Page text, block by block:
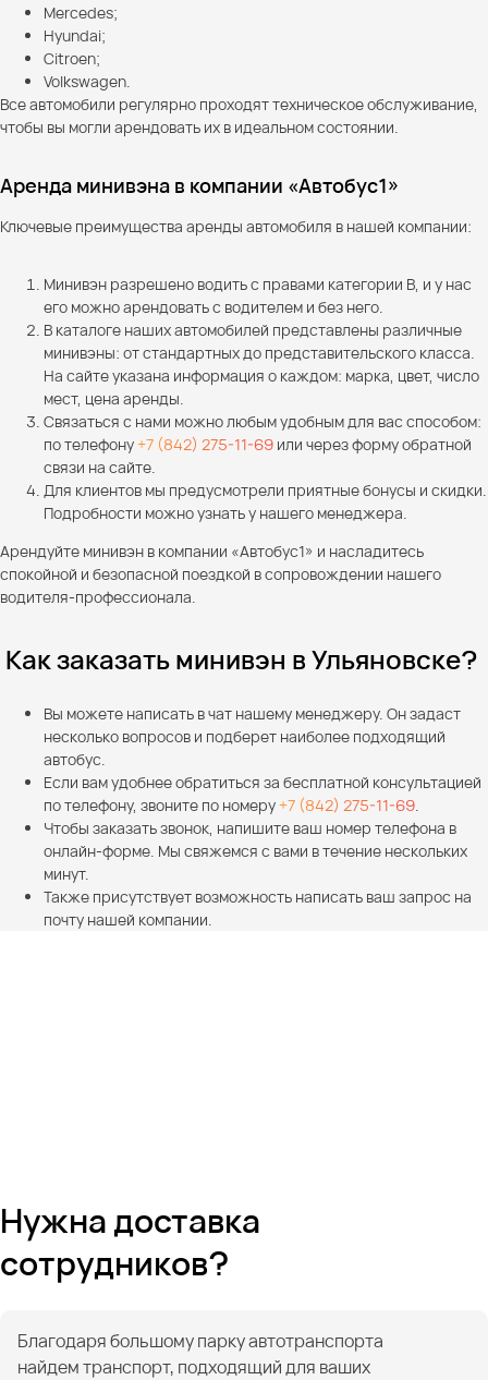
Mercedes;
Hyundai;
Citroen;
Volkswagen.
Все автомобили регулярно проходят техническое обслуживание,
чтобы вы могли арендовать их в идеальном состоянии.
Аренда минивэна в компании «Автобус1»
Ключевые преимущества аренды автомобиля в нашей компании:
Минивэн разрешено водить с правами категории B, и у нас
его можно арендовать с водителем и без него.
В каталоге наших автомобилей представлены различные
минивэны: от стандартных до представительского класса.
На сайте указана информация о каждом: марка, цвет, число
мест, цена аренды.
Связаться с нами можно любым удобным для вас способом:
по телефону+7 (842) 275-11-69 или через форму обратной
связи на сайте.
Для клиентов мы предусмотрели приятные бонусы и скидки.
Подробности можно узнать у нашего менеджера.
Арендуйте минивэн в компании «Автобус1» и насладитесь
спокойной и безопасной поездкой в сопровождении нашего
водителя-профессионала.
Как заказать минивэн в Ульяновске?
Вы можете написать в чат нашему менеджеру. Он задаст
несколько вопросов и подберет наиболее подходящий
автобус.
Если вам удобнее обратиться за бесплатной консультацией
по телефону, звоните по номеру+7 (842) 275-11-69
Чтобы заказать звонок, напишите ваш номер телефона в
онлайн-форме. Мы свяжемся с вами в течение нескольких
минут.
Также присутствует возможность написать ваш запрос на
почту нашей компании.
Нужна доставка
сотрудников?
Благодаря большому парку автотранспорта
найдем транспорт, подходящий для ваших